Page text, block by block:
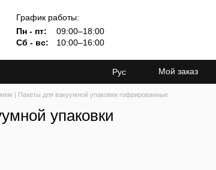
График работы:
Пн - пт:
09:00–18:00
Сб - вс:
10:00–16:00
Рус Мой заказ
| Пакеты для вакуумной упаковки гофрированные
упаковки